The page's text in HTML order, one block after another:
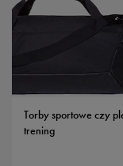
Torby sportowe czy
trening